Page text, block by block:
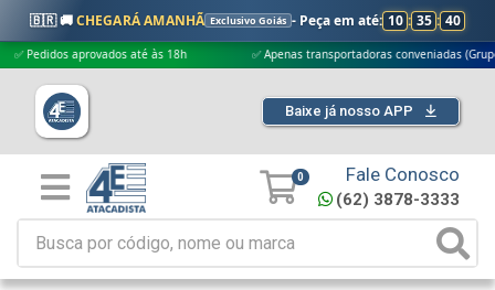
🇧🇷 🚚CHEGARÁ AMANHÃ Exclusivo Goiás - Peça em até: 10 : 35 : 39
aprovados até às 18h ✅ Apenas transportadoras conveniadas (Grupo G5)
Baixe já nosso APP
0 Fale Conosco
(62) 3878-3333